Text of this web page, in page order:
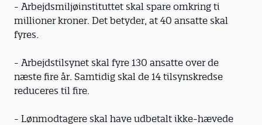
- Arbejdsmiljøinstituttet skal spare omkring ti
millioner kroner. Det betyder, at 40 ansatte skal
fyres.
- Arbejdstilsynet skal fyre 130 ansatte over de
næste fire år. Samtidig skal de 14 tilsynskredse
reduceres til fire.
- Lønmodtagere skal have udbetalt ikke-hævede